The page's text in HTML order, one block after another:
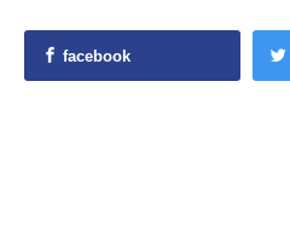
facebook